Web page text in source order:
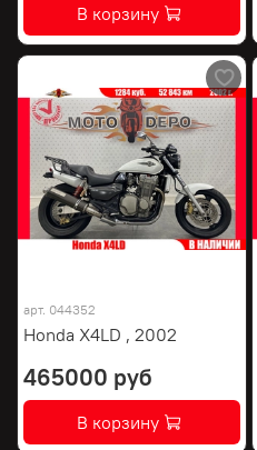
В корзину
арт. 044352
Honda X4LD , 2002
465000 руб
В корзину